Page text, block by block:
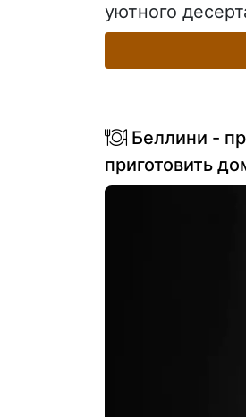
уютного
Беллини -
приготовить